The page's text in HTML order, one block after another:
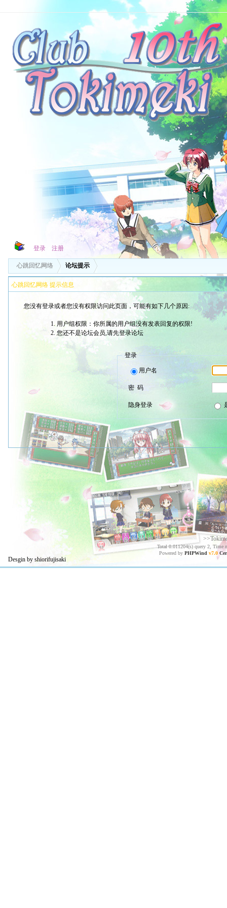
登录 注册
心跳回忆网络 论坛提示
心跳回忆网络 提示信息
您没有登录或者您没有权限访问此页面，可能有如下几个原因:
用户组权限：你所属的用户组没有发表回复的权限!
您还不是论坛会员,请先登录论坛
登录
用户名
密 码
隐身登录
Total 0.011204(s) query 2, Time
Powered by PHPWind v7.0
Desgin by shiorifujisaki